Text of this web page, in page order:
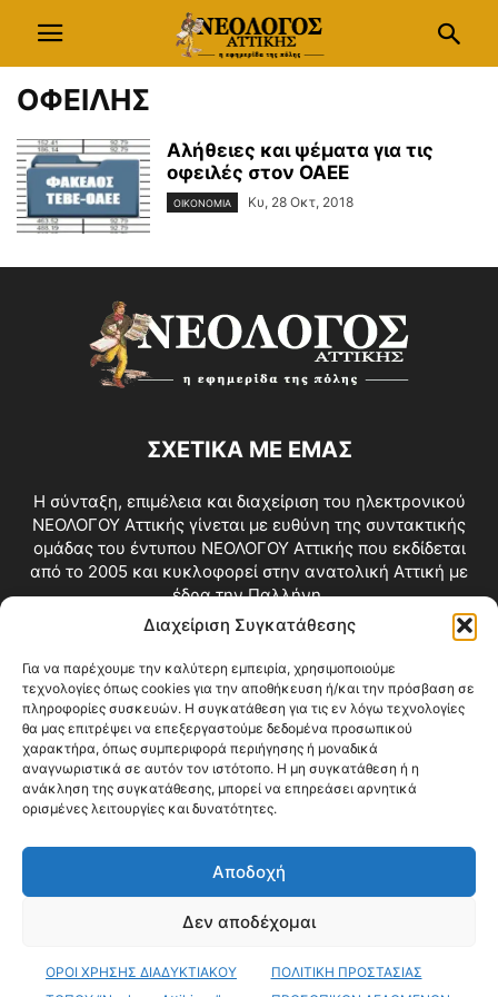
Διαχείριση Συγκατάθεσης
Για να παρέχουμε την καλύτερη εμπειρία, χρησιμοποιούμε
τεχνολογίες όπως cookies για την αποθήκευση ή/και την πρόσβαση σε
πληροφορίες συσκευών. Η συγκατάθεση για τις εν λόγω τεχνολογίες
θα μας επιτρέψει να επεξεργαστούμε δεδομένα προσωπικού
χαρακτήρα, όπως συμπεριφορά περιήγησης ή μοναδικά
αναγνωριστικά σε αυτόν τον ιστότοπο. Η μη συγκατάθεση ή η
ανάκληση της συγκατάθεσης, μπορεί να επηρεάσει αρνητικά
ορισμένες λειτουργίες και δυνατότητες.
Αποδοχή
Δεν αποδέχομαι
ΟΡΟΙ ΧΡΗΣΗΣ ΔΙΑΔΥΚΤΙΑΚΟΥ
ΠΟΛΙΤΙΚΗ ΠΡΟΣΤΑΣΙΑΣ
ΟΦΕΙΛΗΣ
Αλήθειες και ψέματα για τις
οφειλές στον ΟΑΕΕ
ΟΙΚΟΝΟΜΙΑ Κυ, 28 Οκτ, 2018
ΣΧΕΤΙΚΑ ΜΕ ΕΜΑΣ
Η σύνταξη, επιμέλεια και διαχείριση του ηλεκτρονικού
ΝΕΟΛΟΓΟΥ Αττικής γίνεται με ευθύνη της συντακτικής
ομάδας του έντυπου ΝΕΟΛΟΓΟΥ Αττικής που εκδίδεται
από το 2005 και κυκλοφορεί στην ανατολική Αττική με
έδρα την Παλλήνη.
Επικοινωνία:info@neologosattikis.gr
ΑΚΟΛΟΥΘΗΣΕ ΜΑΣ
Videos Όροι Χρήσης
© Copyright 2026 ΝΕΟΛΟΓΟΣ ΑΤΤΙΚΗΣ • All Rights Reserved •